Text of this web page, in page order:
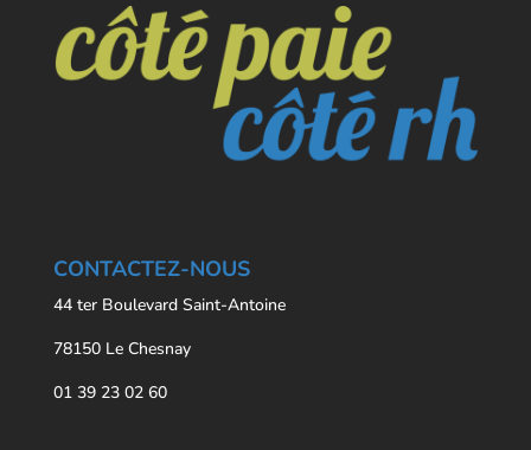
CONTACTEZ-NOUS
44 ter Boulevard Saint-Antoine
78150 Le Chesnay
01 39 23 02 60